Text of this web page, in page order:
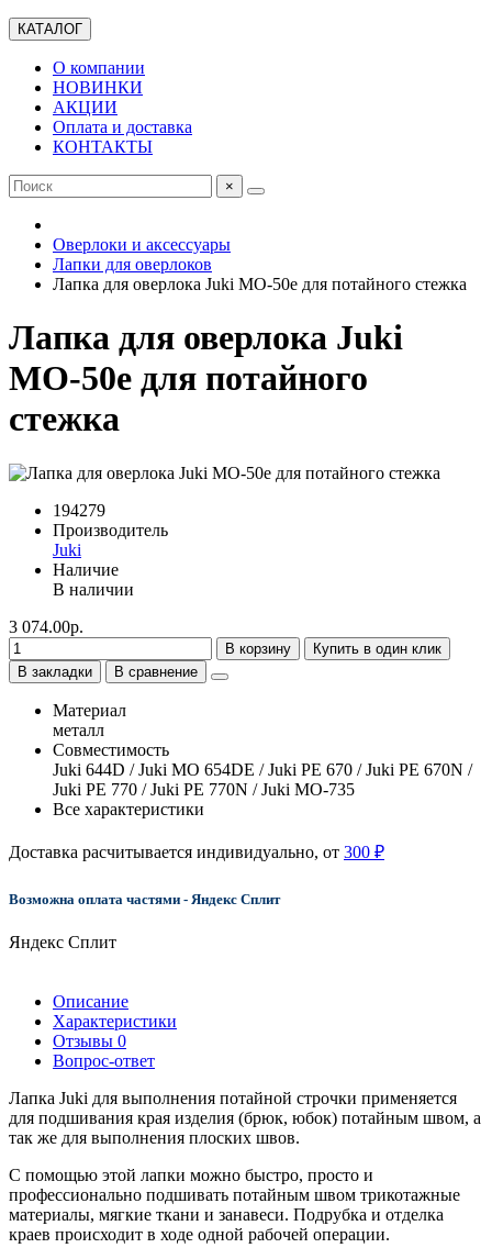
КАТАЛОГ
О компании
НОВИНКИ
АКЦИИ
Оплата и доставка
КОНТАКТЫ
×
Оверлоки и аксессуары
Лапки для оверлоков
Лапка для оверлока Juki MO-50e для потайного стежка
Лапка для оверлока Juki
MO-50e для потайного
стежка
194279
Производитель
Juki
Наличие
В наличии
3 074.00р.
В корзину
Купить в один клик
В закладки
В сравнение
Материал
металл
Совместимость
Juki 644D / Juki MO 654DE / Juki PE 670 / Juki PE 670N /
Juki PE 770 / Juki PE 770N / Juki MO-735
Все характеристики
Доставка расчитывается индивидуально, от 300 ₽
Возможна оплата частями - Яндекс Сплит
Яндекс Сплит
Описание
Характеристики
Отзывы 0
Вопрос-ответ
Лапка Juki для выполнения потайной строчки применяется
для подшивания края изделия (брюк, юбок) потайным швом, а
так же для выполнения плоских швов.
С помощью этой лапки можно быстро, просто и
профессионально подшивать потайным швом трикотажные
материалы, мягкие ткани и занавеси. Подрубка и отделка
краев происходит в ходе одной рабочей операции.